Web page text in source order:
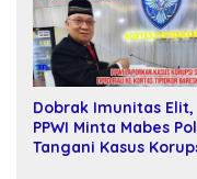
Dobrak Imunitas Elit,
PPWI Minta Mabes
Tangani Kasus